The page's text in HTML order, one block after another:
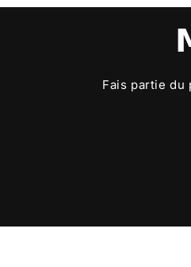
Fais partie du